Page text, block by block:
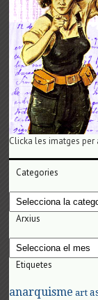
Clicka les imatges per
Categories
Categories
Arxius
Arxius
Etiquetes
anarquisme art